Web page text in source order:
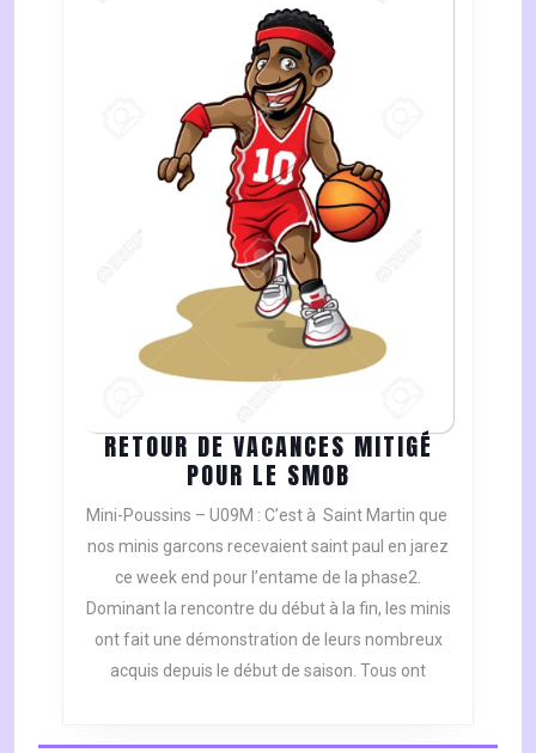
RETOUR DE VACANCES MITIGÉ
POUR LE SMOB
DE
VACANCES
MITIGÉ
POUR
LE
SMOB
Mini-Poussins – U09M : C’est à Saint Martin que
nos minis garcons recevaient saint paul en jarez
ce week end pour l’entame de la phase2.
Dominant la rencontre du début à la fin, les minis
ont fait une démonstration de leurs nombreux
acquis depuis le début de saison. Tous ont